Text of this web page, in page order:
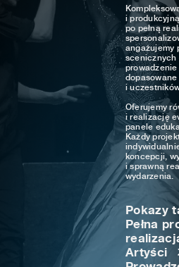
i
po pełną
angażujemy
scenicznych
i
Oferujemy
i realizację
panele
Każdy
koncepcji,
i sprawną
wydarzenia.
Pokazy
Pełna
Artyści